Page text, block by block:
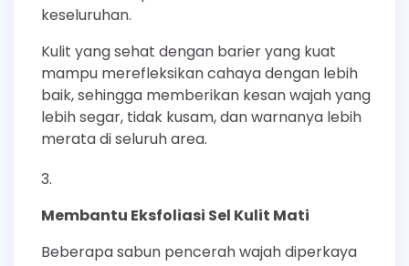
keseluruhan.
Kulit yang sehat dengan barier yang kuat
mampu merefleksikan cahaya dengan lebih
baik, sehingga memberikan kesan wajah yang
lebih segar, tidak kusam, dan warnanya lebih
merata di seluruh area.
Membantu Eksfoliasi Sel Kulit Mati
Beberapa sabun pencerah wajah diperkaya